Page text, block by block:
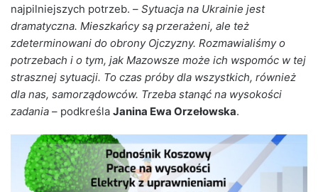
najpilniejszych potrzeb. – Sytuacja na Ukrainie jest
dramatyczna. Mieszkańcy są przerażeni, ale też
zdeterminowani do obrony Ojczyzny. Rozmawialiśmy o
potrzebach i o tym, jak Mazowsze może ich wspomóc w tej
strasznej sytuacji. To czas próby dla wszystkich, również
dla nas, samorządowców. Trzeba stanąć na wysokości
zadania – podkreśla Janina Ewa Orzełowska.